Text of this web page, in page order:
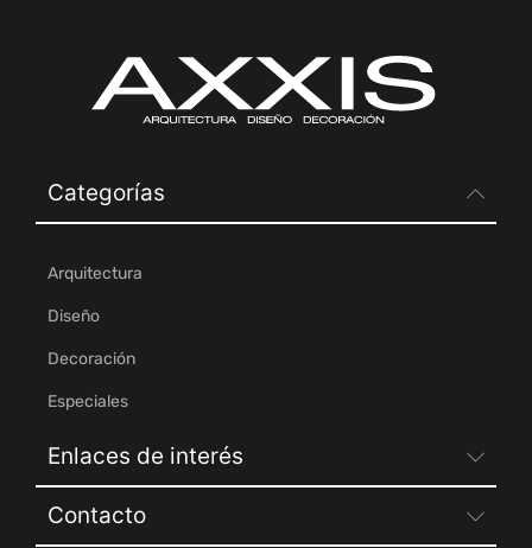
Categorías
Arquitectura
Diseño
Decoración
Especiales
Enlaces de interés
Contacto